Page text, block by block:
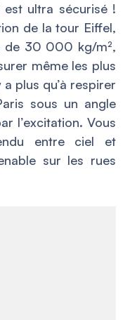
ultra sécurisé !
de la tour Eiffel,
de 30 000 kg/m²,
même les plus
plus qu’à respirer
sous un angle
l’excitation. Vous
entre ciel et
sur les rues